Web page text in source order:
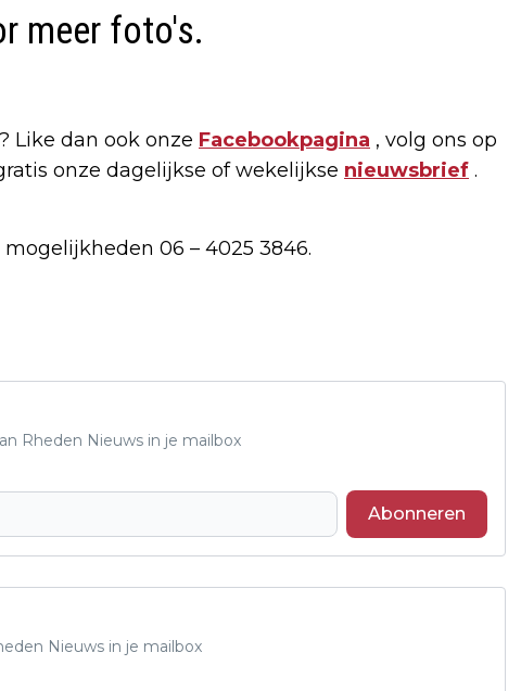
meer foto's.
Like dan ook onze Facebookpagina , volg ons op
onze dagelijkse of wekelijkse nieuwsbrief .
06 – 4025 3846.
Rheden Nieuws in je mailbox
Abonneren
Nieuws in je mailbox